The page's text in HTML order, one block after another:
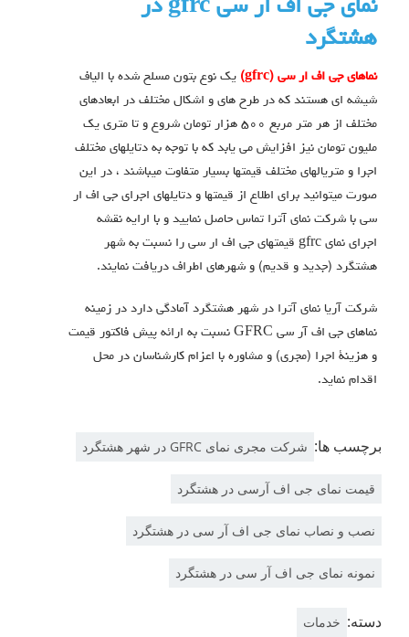
نماي جي اف ار سي gfrc در
هشتگرد
نماهاي جي اف ار سي (gfrc)
يك نوع بتون مسلح شده با الياف
شيشه اي هستند كه در طرح هاي و اشكال مختلف در ابعادهاي
مختلف از هر متر مربع ٥٠٠ هزار تومان شروع و تا متري يك
مليون تومان نيز افزايش مي يابد كه با توجه به دتايلهاي مختلف
اجرا و متريالهاي مختلف قيمتها بسيار متفاوت ميباشند ، در اين
صورت ميتوانيد براي اطلاع از قيمتها و دتايلهاي اجراي جي اف ار
سي با شركت نماي آترا تماس حاصل نماييد و با ارايه نقشه
اجراي نماي gfrc قيمتهاي جي اف ار سي را نسبت به شهر
هشتگرد (جدید و قدیم) و شهرهای اطراف دریافت نمایند.
شرکت آریا نمای آترا در شهر هشتگرد آمادگی دارد در زمینه
نماهای جی اف آر سی GFRC نسبت به ارائه پیش فاکتور قیمت
و هزینۀ اجرا (مجری) و مشاوره با اعزام کارشناسان در محل
اقدام نماید.
برچسب ها: شرکت مجری نمای GFRC در شهر هشتگرد
قیمت نمای جی اف آرسی در هشتگرد
نصب و نصاب نمای جی اف آر سی در هشتگرد
نمونه نمای جی اف آر سی در هشتگرد
دسته: خدمات